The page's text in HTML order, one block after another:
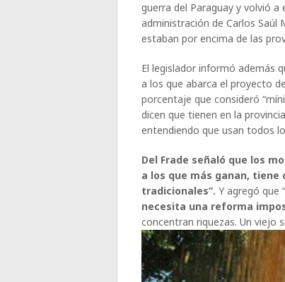
guerra del Paraguay y volvió
administración de Carlos Saúl
estaban por encima de las
El legislador informó además
a los que abarca el proyecto
porcentaje que consideró
dicen que tienen en la
entendiendo que usan todos
Del Frade señaló que los
a los que más ganan,
tradicionales”. Y agregó que
necesita una reforma
concentran riquezas. Un viejo